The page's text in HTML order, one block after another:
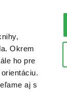
Okrem
ho pre
aj s